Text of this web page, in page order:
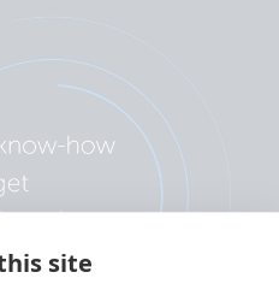
site